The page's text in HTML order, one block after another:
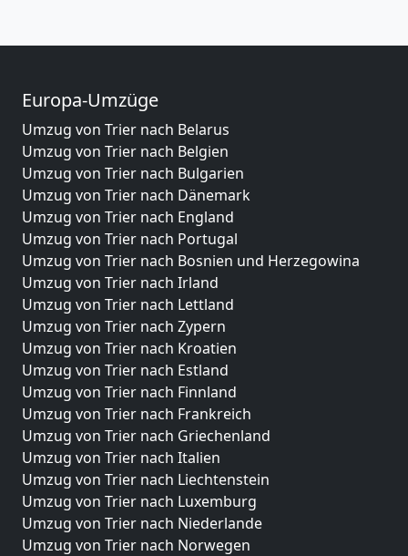
Europa-Umzüge
Umzug von Trier nach Belarus
Umzug von Trier nach Belgien
Umzug von Trier nach Bulgarien
Umzug von Trier nach Dänemark
Umzug von Trier nach England
Umzug von Trier nach Portugal
Umzug von Trier nach Bosnien und Herzegowina
Umzug von Trier nach Irland
Umzug von Trier nach Lettland
Umzug von Trier nach Zypern
Umzug von Trier nach Kroatien
Umzug von Trier nach Estland
Umzug von Trier nach Finnland
Umzug von Trier nach Frankreich
Umzug von Trier nach Griechenland
Umzug von Trier nach Italien
Umzug von Trier nach Liechtenstein
Umzug von Trier nach Luxemburg
Umzug von Trier nach Niederlande
Umzug von Trier nach Norwegen